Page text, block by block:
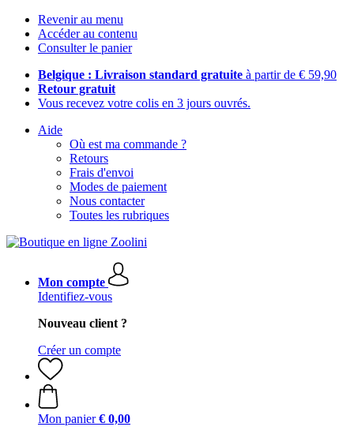
Revenir au menu
Accéder au contenu
Consulter le panier
Belgique : Livraison standard gratuite à partir de € 59,90
Retour gratuit
Vous recevez votre colis en 3 jours ouvrés.
Aide
Où est ma commande ?
Retours
Frais d'envoi
Modes de paiement
Nous contacter
Toutes les rubriques
Mon compte
Identifiez-vous
Nouveau client ?
Créer un compte
Mon panier € 0,00